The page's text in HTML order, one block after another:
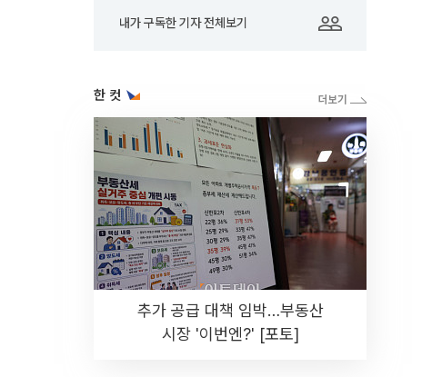
내가 구독한 기자 전체보기
한 컷
추가 공급 대책 임박…부동산
시장 '이번엔?' [포토]